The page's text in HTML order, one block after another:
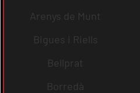
Arenys de Munt
Bigues i Riells
Bellprat
Borredà